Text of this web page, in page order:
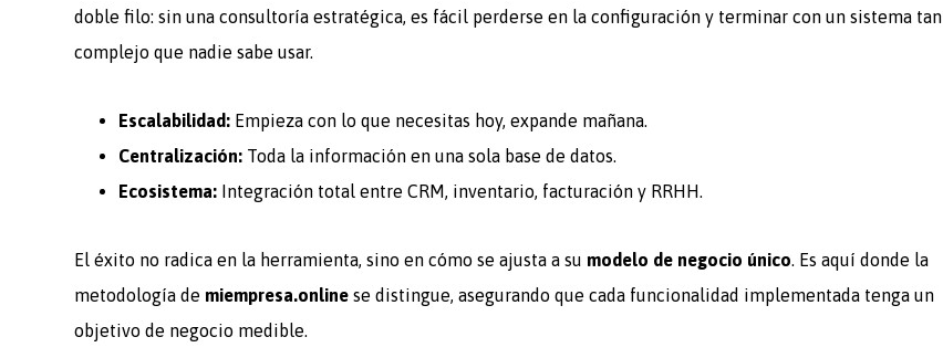
doble filo: sin una consultoría estratégica, es fácil perderse en la configuración y terminar con un sistema tan
complejo que nadie sabe usar.
Escalabilidad: Empieza con lo que necesitas hoy, expande mañana.
Centralización: Toda la información en una sola base de datos.
Ecosistema: Integración total entre CRM, inventario, facturación y RRHH.
El éxito no radica en la herramienta, sino en cómo se ajusta a su modelo de negocio único. Es aquí donde la
metodología de miempresa.online se distingue, asegurando que cada funcionalidad implementada tenga un
objetivo de negocio medible.